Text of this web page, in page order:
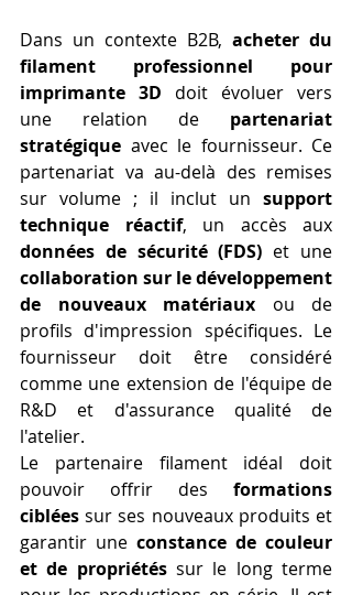
Dans un contexte B2B, acheter du
filament professionnel pour
imprimante 3D doit évoluer vers
une relation de partenariat
stratégique avec le fournisseur. Ce
partenariat va au-delà des remises
sur volume ; il inclut un support
technique réactif
données de sécurité (FDS)
collaboration sur le développement
de nouveaux matériaux ou de
profils d'impression spécifiques. Le
fournisseur doit être considéré
comme une extension de l'équipe de
R&D et d'assurance qualité de
l'atelier.
Le partenaire filament idéal doit
pouvoir offrir des formations
ciblées sur ses nouveaux produits et
garantir une constance de couleur
et de propriétés sur le long terme